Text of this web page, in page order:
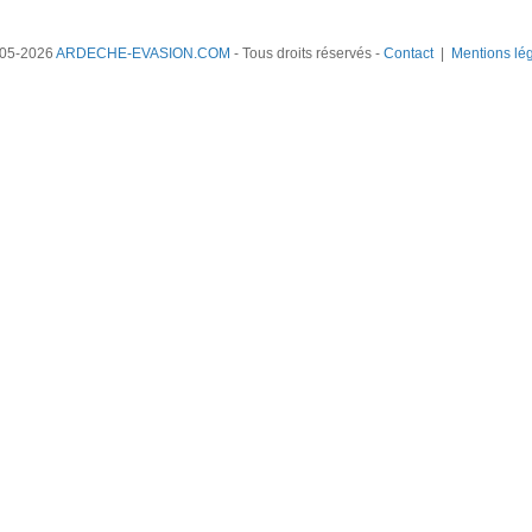
2026 ARDECHE-EVASION.COM - Tous droits réservés - Contact| Mentions